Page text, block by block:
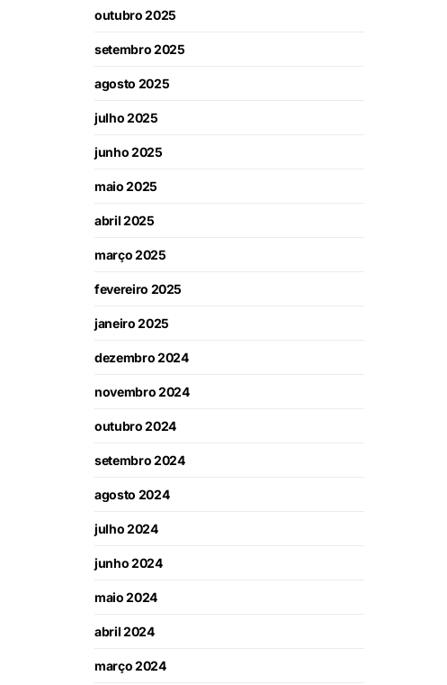
outubro 2025
setembro 2025
agosto 2025
julho 2025
junho 2025
maio 2025
abril 2025
março 2025
fevereiro 2025
janeiro 2025
dezembro 2024
novembro 2024
outubro 2024
setembro 2024
agosto 2024
julho 2024
junho 2024
maio 2024
abril 2024
março 2024